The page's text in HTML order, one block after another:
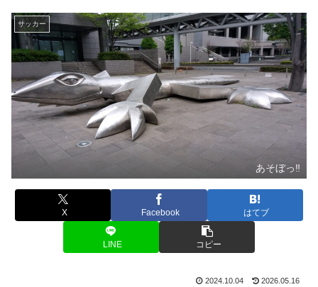
サッカー
あそぼっ‼
X Facebook はてブ
LINE コピー
2024.10.04 2026.05.16